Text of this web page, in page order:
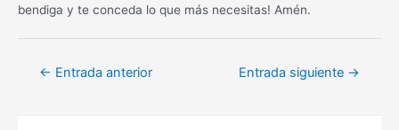
bendiga y te conceda lo que más necesitas! Amén.
Navegación
← Entrada anterior Entrada siguiente →